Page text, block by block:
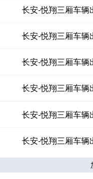
长安-悦翔三厢车辆
长安-悦翔三厢车辆
长安-悦翔三厢车辆
长安-悦翔三厢车辆
长安-悦翔三厢车辆
长安-悦翔三厢车辆